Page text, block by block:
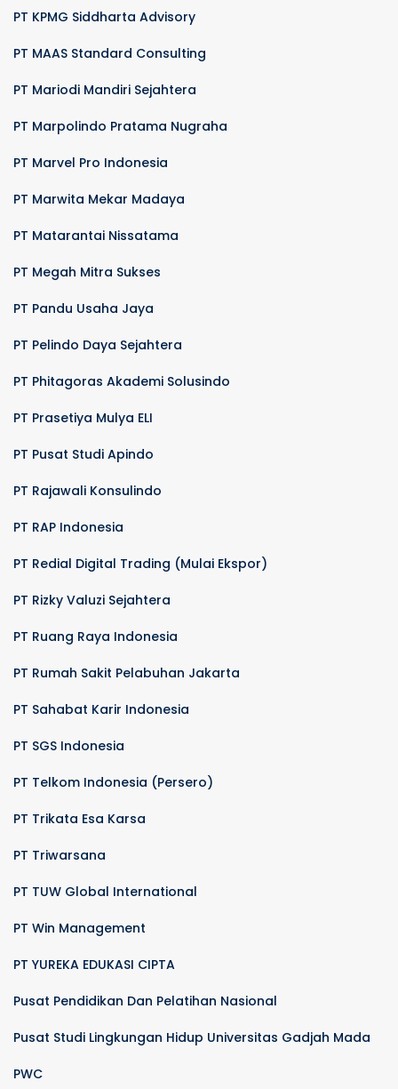
PT KPMG Siddharta Advisory
PT MAAS Standard Consulting
PT Mariodi Mandiri Sejahtera
PT Marpolindo Pratama Nugraha
PT Marvel Pro Indonesia
PT Marwita Mekar Madaya
PT Matarantai Nissatama
PT Megah Mitra Sukses
PT Pandu Usaha Jaya
PT Pelindo Daya Sejahtera
PT Phitagoras Akademi Solusindo
PT Prasetiya Mulya ELI
PT Pusat Studi Apindo
PT Rajawali Konsulindo
PT RAP Indonesia
PT Redial Digital Trading (Mulai Ekspor)
PT Rizky Valuzi Sejahtera
PT Ruang Raya Indonesia
PT Rumah Sakit Pelabuhan Jakarta
PT Sahabat Karir Indonesia
PT SGS Indonesia
PT Telkom Indonesia (Persero)
PT Trikata Esa Karsa
PT Triwarsana
PT TUW Global International
PT Win Management
PT YUREKA EDUKASI CIPTA
Pusat Pendidikan Dan Pelatihan Nasional
Pusat Studi Lingkungan Hidup Universitas Gadjah Mada
PWC